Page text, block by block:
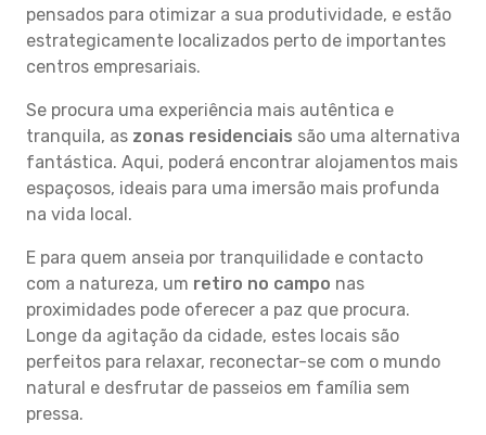
pensados para otimizar a sua produtividade, e estão
estrategicamente localizados perto de importantes
centros empresariais.
Se procura uma experiência mais autêntica e
tranquila, as zonas residenciais são uma alternativa
fantástica. Aqui, poderá encontrar alojamentos mais
espaçosos, ideais para uma imersão mais profunda
na vida local.
E para quem anseia por tranquilidade e contacto
com a natureza, um retiro no campo nas
proximidades pode oferecer a paz que procura.
Longe da agitação da cidade, estes locais são
perfeitos para relaxar, reconectar-se com o mundo
natural e desfrutar de passeios em família sem
pressa.